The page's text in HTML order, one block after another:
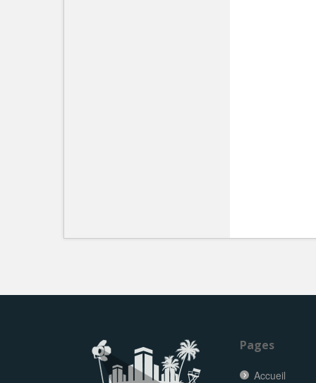
Pages
Accueil